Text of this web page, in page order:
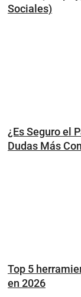
Sociales)
¿Es Seguro el
Dudas Más
Top 5
en 2026